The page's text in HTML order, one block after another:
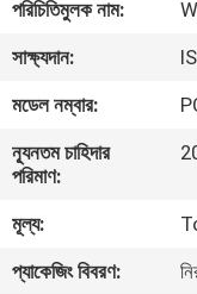
আমাদের
সম্বন্ধে
পরিদর্শন
পরিচিতিমুলক নাম:
সাক্ষ্যদান:
মডেল নম্বার:
ন্যূনতম চাহিদার
পরিমাণ:
মূল্য:
প্যাকেজিং বিবরণ: